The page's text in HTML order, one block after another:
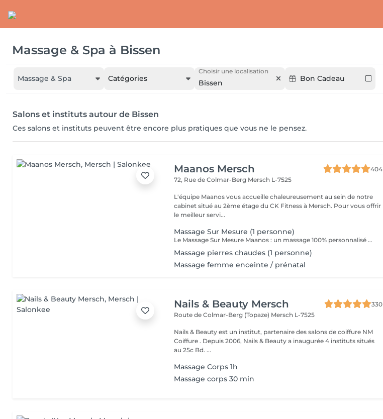
Massage & Spa à Bissen
Massage & Spa Catégories
Choisir une localisation
Bissen Bon Cadeau
Salons et instituts autour de Bissen
Ces salons et instituts peuvent être encore plus pratiques que vous ne le pensez.
Maanos Mersch
404
72, Rue de Colmar-Berg Mersch L-7525
L'équipe Maanos vous accueille chaleureusement au sein de notre
cabinet situé au 2ème étage du CK Fitness à Mersch. Pour vous offrir
le meilleur servi...
Massage Sur Mesure (1 personne)
Le Massage Sur Mesure Maanos : un massage 100% personnalisé en fonction de vos besoins et de vos envies !
Massage pierres chaudes (1 personne)
Massage femme enceinte / prénatal
Nails & Beauty Mersch
330
Route de Colmar-Berg (Topaze) Mersch L-7525
Nails & Beauty est un institut, partenaire des salons de coiffure NM
Coiffure . Depuis 2006, Nails & Beauty a inaugurée 4 instituts situés
au 25c Bd. ...
Massage Corps 1h
Massage corps 30 min